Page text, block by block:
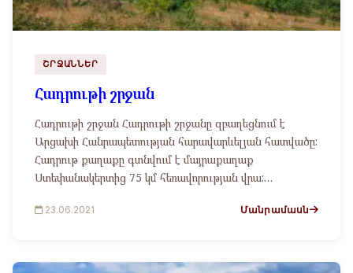
ՇՐՋԱՆՆԵՐ
Հադրութի շրջան
Հադրութի շրջան Հադրութի շրջանը զբաղեցնում է
Արցախի Հանրապետության հարավարևելյան հատվածը:
Հադրութ քաղաքը գտնվում է մայրաքաղաք
Ստեփանակերտից 75 կմ հեռավորության վրա:…
23.06.2021 Մանրամասն